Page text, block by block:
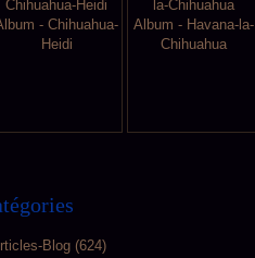
- Chihuahua-
Heidi
Album - Havana-la-
Chihuahua
Blog (624)